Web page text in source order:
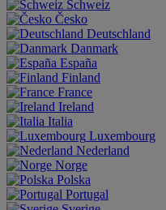
Schweiz
Česko
Deutschland
Danmark
España
Finland
France
Ireland
Italia
Luxembourg
Nederland
Norge
Polska
Portugal